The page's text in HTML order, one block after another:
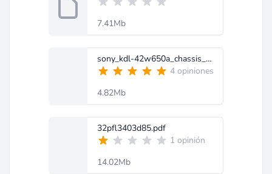
7.41Mb
sony_kdl-42w650a_chassis_rb1g_ver.1.0.pdf
4 opiniones
4.82Mb
32pfl3403d85.pdf
1 opinión
14.02Mb